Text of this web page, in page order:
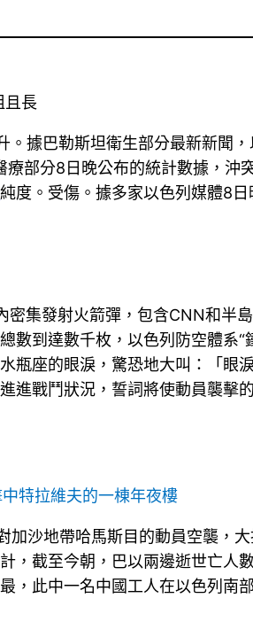
且長
據巴勒斯坦衛生部分最新新聞
部分8日晚公布的統計數據，沖
純度。受傷。據多家以色列媒體8
集發射火箭彈，包含CNN和半
數到達數千枚，以色列防空體系“
瓶座的眼淚，驚恐地大叫：「眼
進戰鬥狀況，誓詞將使動員襲擊
特拉維夫的一棟年夜樓
加沙地帶哈馬斯目的動員空襲，
，截至今朝，巴以兩邊逝世亡
，此中一名中國工人在以色列南